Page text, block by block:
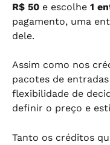
R$ 50 e escolhe 1
pagamento, uma
dele.
Assim como nos
pacotes de
flexibilidade de
definir o preço e
Tanto os créditos